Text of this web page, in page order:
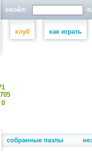
емэйл:
клуб как играть
0
собранные пазлы